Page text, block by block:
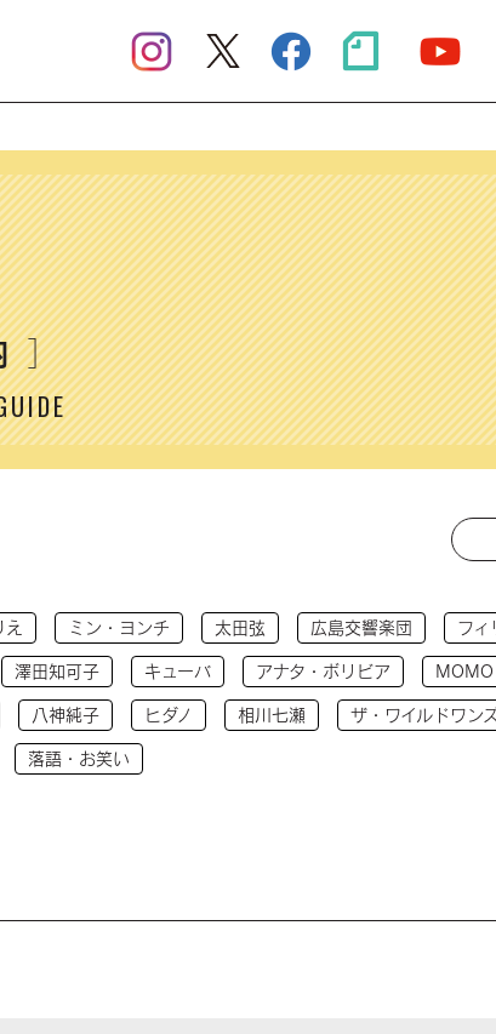
］
え ミン・ヨンチ 太田弦 広島交響楽団 フィ
澤田知可子 キューバ アナタ・ボリビア MOMO
八神純子 ヒダノ 相川七瀬 ザ・ワイルドワン
落語・お笑い